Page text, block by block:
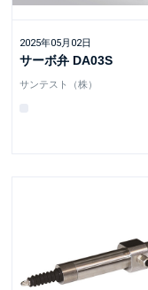
2025年05月02日
サーボ弁 DA03S
サンテスト（株）